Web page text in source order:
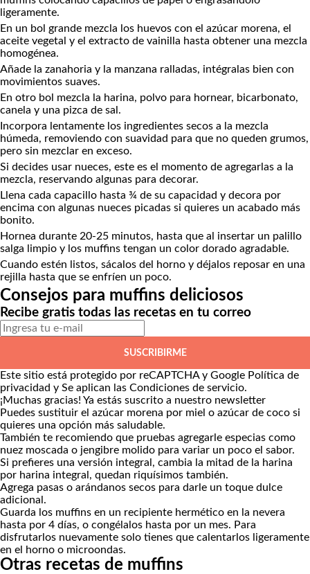
ligeramente.
En un bol grande mezcla los huevos con el azúcar morena, el
aceite vegetal y el extracto de vainilla hasta obtener una mezcla
homogénea.
Añade la zanahoria y la manzana ralladas, intégralas bien con
movimientos suaves.
En otro bol mezcla la harina, polvo para hornear, bicarbonato,
canela y una pizca de sal.
Incorpora lentamente los ingredientes secos a la mezcla
húmeda, removiendo con suavidad para que no queden grumos,
pero sin mezclar en exceso.
Si decides usar nueces, este es el momento de agregarlas a la
mezcla, reservando algunas para decorar.
Llena cada capacillo hasta ¾ de su capacidad y decora por
encima con algunas nueces picadas si quieres un acabado más
bonito.
Hornea durante 20-25 minutos, hasta que al insertar un palillo
salga limpio y los muffins tengan un color dorado agradable.
Cuando estén listos, sácalos del horno y déjalos reposar en una
rejilla hasta que se enfríen un poco.
Consejos para muffins deliciosos
Recibe gratis todas las recetas en tu correo
SUSCRIBIRME
Este sitio está protegido por reCAPTCHA y Google Política de
privacidad y Se aplican las Condiciones de servicio.
¡Muchas gracias! Ya estás suscrito a nuestro newsletter
Puedes sustituir el azúcar morena por miel o azúcar de coco si
quieres una opción más saludable.
También te recomiendo que pruebas agregarle especias como
nuez moscada o jengibre molido para variar un poco el sabor.
Si prefieres una versión integral, cambia la mitad de la harina
por harina integral, quedan riquísimos también.
Agrega pasas o arándanos secos para darle un toque dulce
adicional.
Guarda los muffins en un recipiente hermético en la nevera
hasta por 4 días, o congélalos hasta por un mes. Para
disfrutarlos nuevamente solo tienes que calentarlos ligeramente
en el horno o microondas.
Otras recetas de muffins